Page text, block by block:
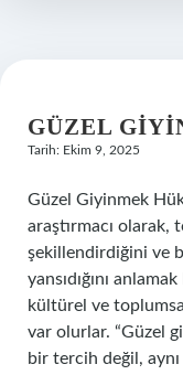
GÜZEL
Tarih: Ekim 9, 2025
Güzel Giyinmek
araştırmacı olarak,
şekillendirdiğini ve
yansıdığını
kültürel ve
var olurlar. “Güzel
bir tercih değil,